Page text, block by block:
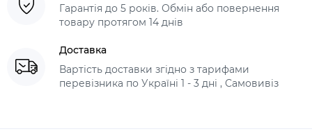
Гарантія до 5 років. Обмін або повернення
товару протягом 14 днів
Доставка
Вартість доставки згідно з тарифами
перевізника по Україні 1 - 3 дні , Самовивіз